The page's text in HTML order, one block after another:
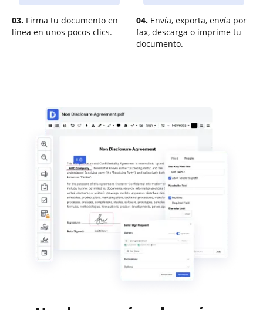
03. Firma tu documento en
línea en unos pocos clics.
04. Envía, exporta, envía por
fax, descarga o imprime tu
documento.